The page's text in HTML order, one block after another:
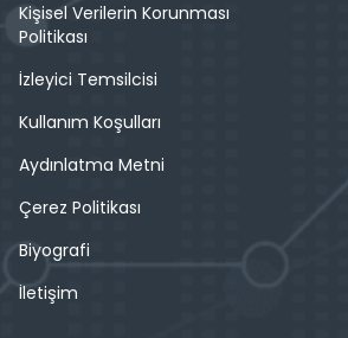
Kişisel Verilerin Korunması
Politikası
İzleyici Temsilcisi
Kullanım Koşulları
Aydınlatma Metni
Çerez Politikası
Biyografi
İletişim